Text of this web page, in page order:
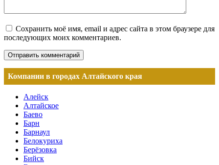
Сохранить моё имя, email и адрес сайта в этом браузере для
последующих моих комментариев.
Компании в городах Алтайского края
Алейск
Алтайское
Баево
Барн
Барнаул
Белокуриха
Берёзовка
Бийск